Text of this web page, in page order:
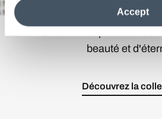
the site after installing only technical
information see the
Cookie Policy
Accept
beauté et
Découvrez la